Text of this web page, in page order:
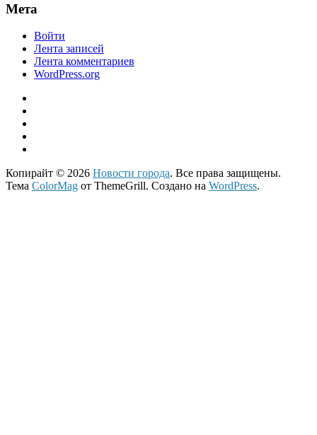
Мета
Войти
Лента записей
Лента комментариев
WordPress.org
Копирайт © 2026 Новости города. Все права защищены.
Тема ColorMag от ThemeGrill. Создано на WordPress.